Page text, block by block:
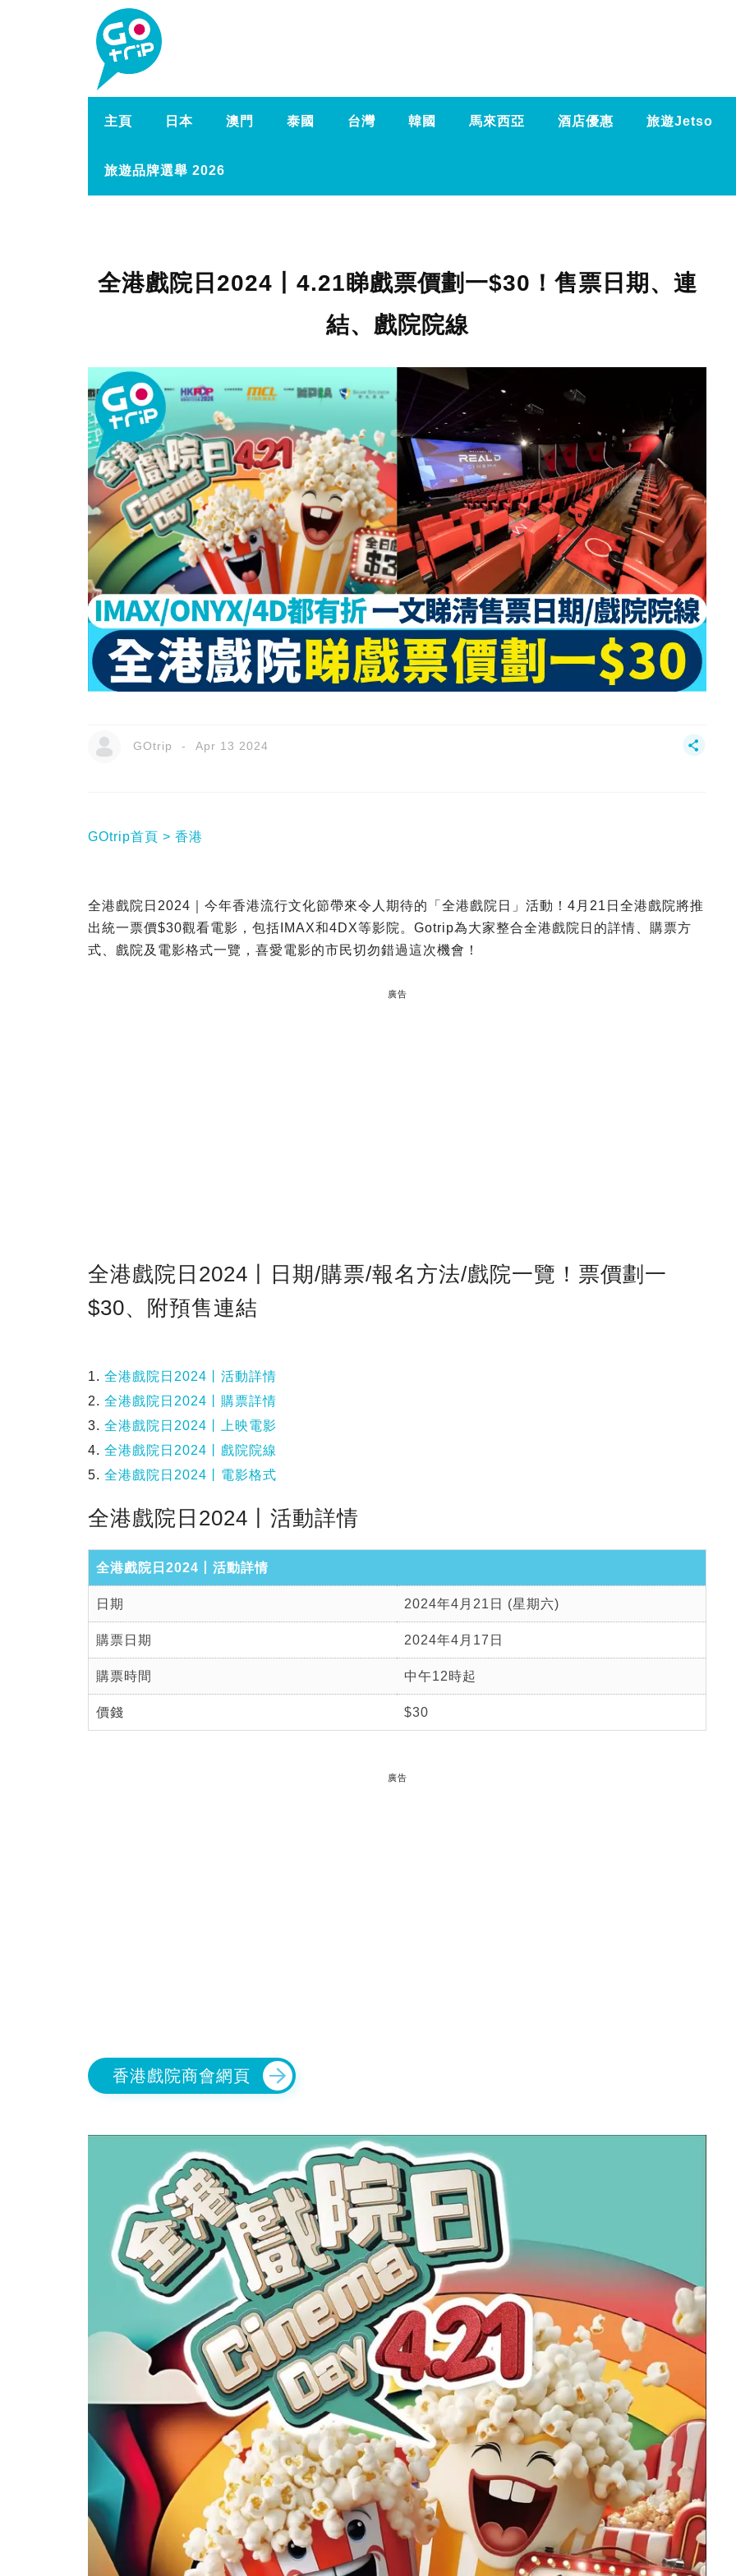
主頁 日本 澳門 泰國 台灣 韓國 馬來西亞 酒店優惠 旅遊Jetso
旅遊品牌選舉 2026
全港戲院日2024丨4.21睇戲票價劃一$30！售票日期、連
結、戲院院線
GOtrip Apr 13 2024
GOtrip首頁 香港
全港戲院日2024｜今年香港流行文化節帶來令人期待的「全港戲院日」活動！4月21日全港戲院將推
出統一票價$30觀看電影，包括IMAX和4DX等影院。Gotrip為大家整合全港戲院日的詳情、購票方
式、戲院及電影格式一覽，喜愛電影的市民切勿錯過這次機會！
廣告
全港戲院日2024丨日期/購票/報名方法/戲院一覽！票價劃一
$30、附預售連結
1. 全港戲院日2024丨活動詳情
2. 全港戲院日2024丨購票詳情
3. 全港戲院日2024丨上映電影
4. 全港戲院日2024丨戲院院線
5. 全港戲院日2024丨電影格式
全港戲院日2024丨活動詳情
全港戲院日2024丨活動詳情
日期 2024年4月21日 (星期六)
購票日期 2024年4月17日
購票時間 中午12時起
價錢 $30
廣告
香港戲院商會網頁